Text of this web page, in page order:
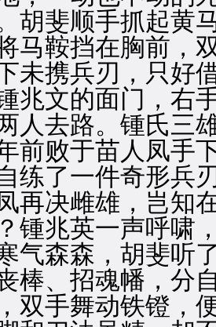
胡斐顺手抓起黄
马鞍挡在胸前，
未携兵刃，只好
兆文的面门，右
人去路。锺氏三
前败于苗人凤手
练了一件奇形兵
再决雌雄，岂知
锺兆英一声呼啸
气森森，胡斐听
棒、招魂幡，分
双手舞动铁镫，